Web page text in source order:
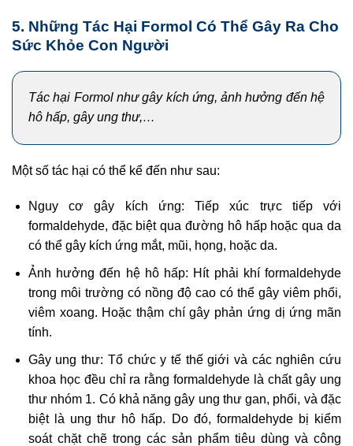
5. Những Tác Hại Formol Có Thể Gây Ra Cho
Sức Khỏe Con Người
Tác hại Formol như gây kích ứng, ảnh hưởng đến hệ
hô hấp, gây ung thư,…
Một số tác hại có thể kể đến như sau:
Nguy cơ gây kích ứng: Tiếp xúc trực tiếp với
formaldehyde, đặc biệt qua đường hô hấp hoặc qua da
có thể gây kích ứng mắt, mũi, họng, hoặc da.
Ảnh hưởng đến hệ hô hấp: Hít phải khí formaldehyde
trong môi trường có nồng độ cao có thể gây viêm phổi,
viêm xoang. Hoặc thậm chí gây phản ứng dị ứng mãn
tính.
Gây ung thư: Tổ chức y tế thế giới và các nghiên cứu
khoa học đều chỉ ra rằng formaldehyde là chất gây ung
thư nhóm 1. Có khả năng gây ung thư gan, phổi, và đặc
biệt là ung thư hô hấp. Do đó, formaldehyde bị kiểm
soát chặt chẽ trong các sản phẩm tiêu dùng và công